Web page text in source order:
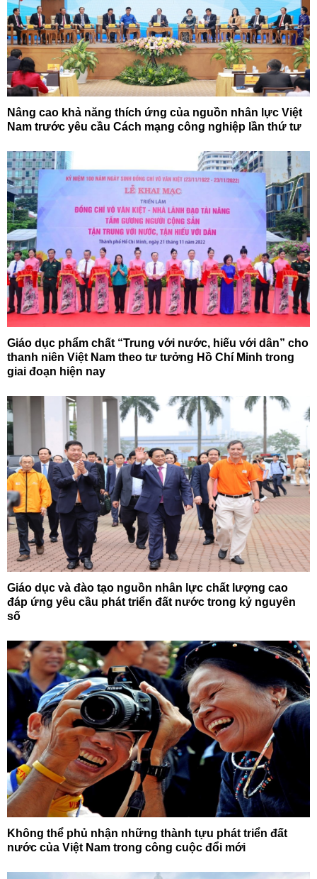
Nâng cao khả năng thích ứng của nguồn nhân lực Việt
Nam trước yêu cầu Cách mạng công nghiệp lần thứ tư
Giáo dục phẩm chất “Trung với nước, hiếu với dân” cho
thanh niên Việt Nam theo tư tưởng Hồ Chí Minh trong
giai đoạn hiện nay
Giáo dục và đào tạo nguồn nhân lực chất lượng cao
đáp ứng yêu cầu phát triển đất nước trong kỷ nguyên
số
Không thể phủ nhận những thành tựu phát triển đất
nước của Việt Nam trong công cuộc đổi mới